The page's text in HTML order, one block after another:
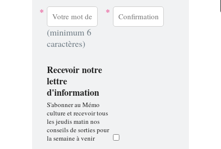
*
(minimum 6
caractères)
*
Recevoir notre
lettre
d'information
S'abonner au Mémo
culture et recevoir tous
les jeudis matin nos
conseils de sorties pour
la semaine à venir